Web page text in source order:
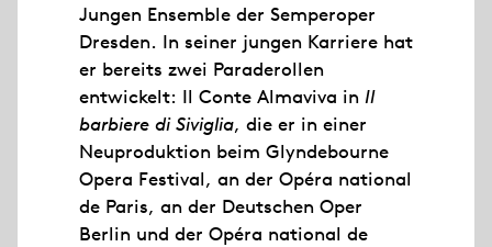
Jungen Ensemble der Semperoper
Dresden. In seiner jungen Karriere hat
er bereits zwei Paraderollen
entwickelt: Il Conte Almaviva in Il
barbiere di Siviglia, die er in einer
Neuproduktion beim Glyndebourne
Opera Festival, an der Opéra national
de Paris, an der Deutschen Oper
Berlin und der Opéra national de